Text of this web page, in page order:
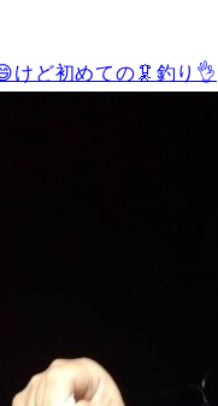
けど初めての🦑釣り👌